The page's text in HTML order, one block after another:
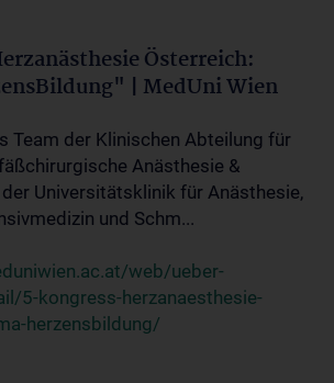
Österreich:
| MedUni Wien
Team der Klinischen Abteilung für
Anästhesie &
Universitätsklinik für Anästhesie,
und Schm...
web/ueber-
5-kongress-herzanaesthesie-
herzensbildung/